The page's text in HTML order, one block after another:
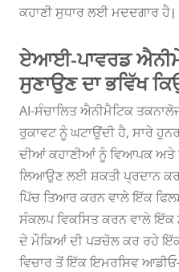
ਕਹਾਣੀ ਸੁਧਾਰ ਲਈ ਮਦਦਗਾਰ ਹੈ।
ਏਆਈ-ਪਾਵਰਡ
ਸੁਣਾਉਣ ਦਾ ਭਵਿੱਖ
AI-ਸੰਚਾਲਿਤ ਐਨੀਮੈਟਿਕ
ਰੁਕਾਵਟ ਨੂੰ ਘਟਾਉਂਦੀ ਹੈ, ਸਾਰੇ
ਦੀਆਂ ਕਹਾਣੀਆਂ ਨੂੰ ਵਿਆਪਕ ਅਤੇ
ਲਿਆਉਣ ਲਈ ਸ਼ਕਤੀ ਪ੍ਰਦਾਨ
ਪਿੱਚ ਤਿਆਰ ਕਰਨ ਵਾਲੇ ਇੱਕ
ਸੰਕਲਪ ਵਿਕਸਿਤ ਕਰਨ ਵਾਲੇ ਇੱਕ
ਦੇ ਮੌਕਿਆਂ ਦੀ ਪੜਚੋਲ ਕਰ ਰਹੇ
ਵਿਚਾਰ ਤੋਂ ਇੱਕ ਇਮਰਸਿਵ